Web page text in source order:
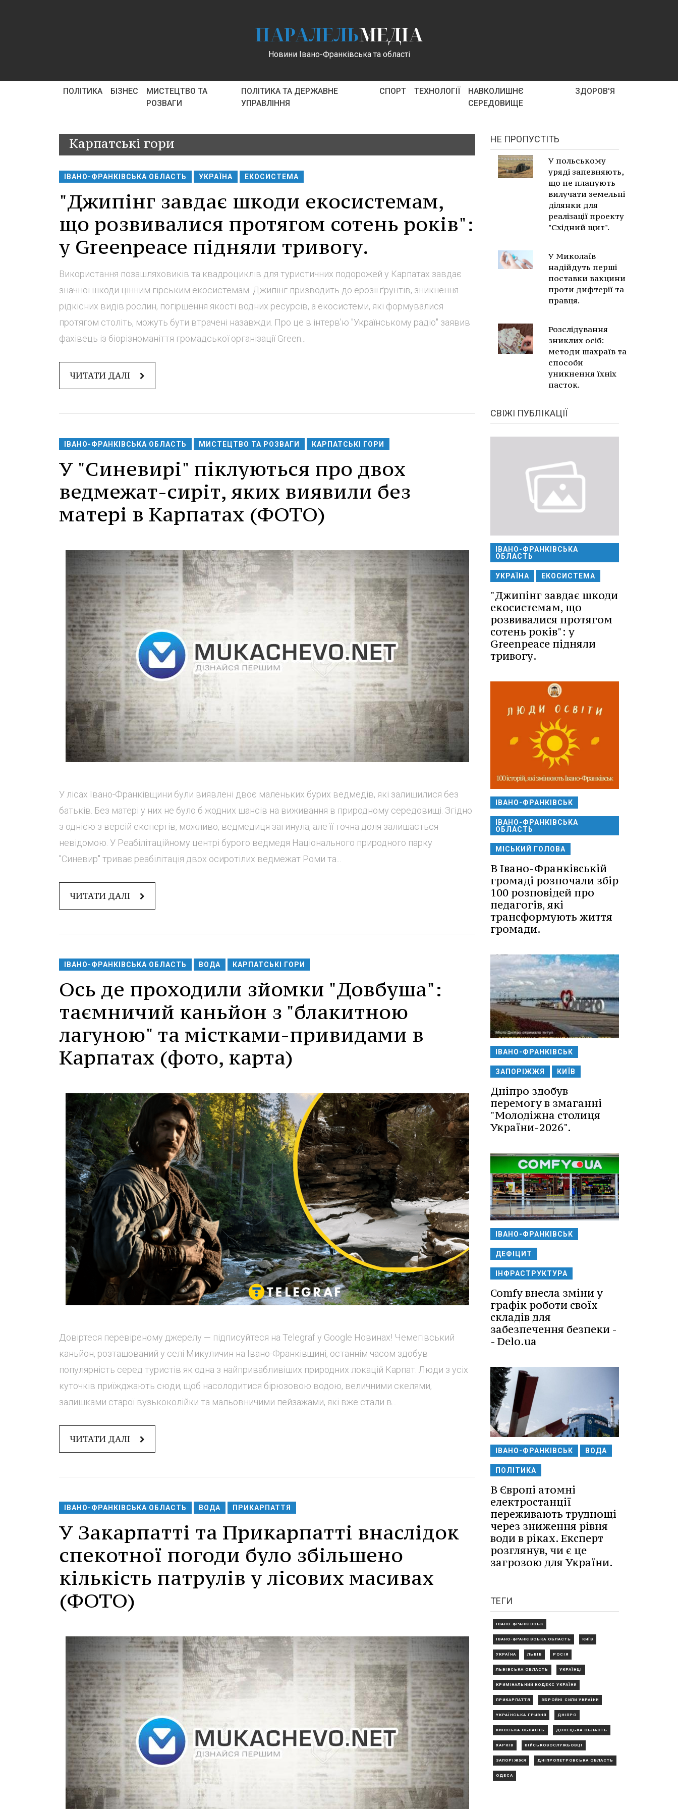
ПАРАЛЕЛЬМЕДІА
Новини Івано-Франківська та області
ПОЛІТИКА БІЗНЕС
МИСТЕЦТВО ТА
РОЗВАГИ
ПОЛІТИКА ТА ДЕРЖАВНЕ
УПРАВЛІННЯ
СПОРТ ТЕХНОЛОГІЇ
НАВКОЛИШНЄ
СЕРЕДОВИЩЕ
ЗДОРОВ'Я
Карпатські гори
ІВАНО-ФРАНКІВСЬКА ОБЛАСТЬ УКРАЇНА ЕКОСИСТЕМА
"Джипінг завдає шкоди екосистемам,
що розвивалися протягом сотень років":
у Greenpeace підняли тривогу.
Використання позашляховиків та квадроциклів для туристичних подорожей у Карпатах завдає
значної шкоди цінним гірським екосистемам. Джипінг призводить до ерозії ґрунтів, зникнення
рідкісних видів рослин, погіршення якості водних ресурсів, а екосистеми, які формувалися
протягом століть, можуть бути втрачені назавжди. Про це в інтерв'ю "Українському радіо" заявив
фахівець із біорізноманіття громадської організації Green...
ЧИТАТИ ДАЛІ
ІВАНО-ФРАНКІВСЬКА ОБЛАСТЬ МИСТЕЦТВО ТА РОЗВАГИ КАРПАТСЬКІ ГОРИ
У "Синевирі" піклуються про двох
ведмежат-сиріт, яких виявили без
матері в Карпатах (ФОТО)
У лісах Івано-Франківщини були виявлені двоє маленьких бурих ведмедів, які залишилися без
батьків. Без матері у них не було б жодних шансів на виживання в природному середовищі. Згідно
з однією з версій експертів, можливо, ведмедиця загинула, але її точна доля залишається
невідомою. У Реабілітаційному центрі бурого ведмедя Національного природного парку
"Синевир" триває реабілітація двох осиротілих ведмежат Роми та...
ЧИТАТИ ДАЛІ
ІВАНО-ФРАНКІВСЬКА ОБЛАСТЬ ВОДА КАРПАТСЬКІ ГОРИ
Ось де проходили зйомки "Довбуша":
таємничий каньйон з "блакитною
лагуною" та містками-привидами в
Карпатах (фото, карта)
Довіртеся перевіреному джерелу — підписуйтеся на Telegraf у Google Новинах! Чемегівський
каньйон, розташований у селі Микуличин на Івано-Франківщині, останнім часом здобув
популярність серед туристів як одна з найпривабливіших природних локацій Карпат. Люди з усіх
куточків приїжджають сюди, щоб насолодитися бірюзовою водою, величними скелями,
залишками старої вузькоколійки та мальовничими пейзажами, які вже стали в...
ЧИТАТИ ДАЛІ
ІВАНО-ФРАНКІВСЬКА ОБЛАСТЬ ВОДА ПРИКАРПАТТЯ
У Закарпатті та Прикарпатті внаслідок
спекотної погоди було збільшено
кількість патрулів у лісових масивах
(ФОТО)
НЕ ПРОПУСТІТЬ
У польському
уряді запевняють,
що не планують
вилучати земельні
ділянки для
реалізації проекту
"Східний щит".
У Миколаїв
надійдуть перші
поставки вакцини
проти дифтерії та
правця.
Розслідування
зниклих осіб:
методи шахраїв та
способи
уникнення їхніх
пасток.
СВІЖІ ПУБЛІКАЦІЇ
ІВАНО-ФРАНКІВСЬКА
ОБЛАСТЬ
УКРАЇНА ЕКОСИСТЕМА
"Джипінг завдає шкоди
екосистемам, що
розвивалися протягом
сотень років": у
Greenpeace підняли
тривогу.
ІВАНО-ФРАНКІВСЬК
ІВАНО-ФРАНКІВСЬКА
ОБЛАСТЬ
МІСЬКИЙ ГОЛОВА
В Івано-Франківській
громаді розпочали збір
100 розповідей про
педагогів, які
трансформують життя
громади.
ІВАНО-ФРАНКІВСЬК
ЗАПОРІЖЖЯ КИЇВ
Дніпро здобув
перемогу в змаганні
"Молодіжна столиця
України-2026".
ІВАНО-ФРАНКІВСЬК
ДЕФІЦИТ
ІНФРАСТРУКТУРА
Comfy внесла зміни у
графік роботи своїх
складів для
забезпечення безпеки -
- Delo.ua
ІВАНО-ФРАНКІВСЬК ВОДА
ПОЛІТИКА
В Європі атомні
електростанції
переживають труднощі
через зниження рівня
води в ріках. Експерт
розглянув, чи є це
загрозою для України.
ТЕГИ
ІВАНО-ФРАНКІВСЬК
ІВАНО-ФРАНКІВСЬКА ОБЛАСТЬ КИЇВ
УКРАЇНА ЛЬВІВ РОСІЯ
ЛЬВІВСЬКА ОБЛАСТЬ УКРАЇНЦІ
КРИМІНАЛЬНИЙ КОДЕКС УКРАЇНИ
ПРИКАРПАТТЯ ЗБРОЙНІ СИЛИ УКРАЇНИ
УКРАЇНСЬКА ГРИВНЯ ДНІПРО
КИЇВСЬКА ОБЛАСТЬ ДОНЕЦЬКА ОБЛАСТЬ
ХАРКІВ ВІЙСЬКОВОСЛУЖБОВЦІ
ЗАПОРІЖЖЯ ДНІПРОПЕТРОВСЬКА ОБЛАСТЬ
ОДЕСА